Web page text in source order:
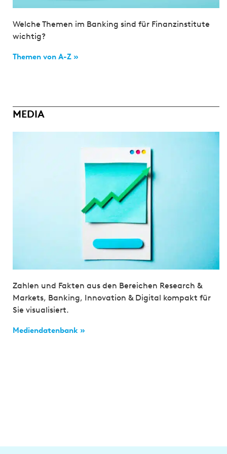
Welche Themen im Banking sind für Finanzinstitute
wichtig?
Themen von A-Z »
MEDIA
Zahlen und Fakten aus den Bereichen Research &
Markets, Banking, Innovation & Digital kompakt für
Sie visualisiert.
Mediendatenbank »